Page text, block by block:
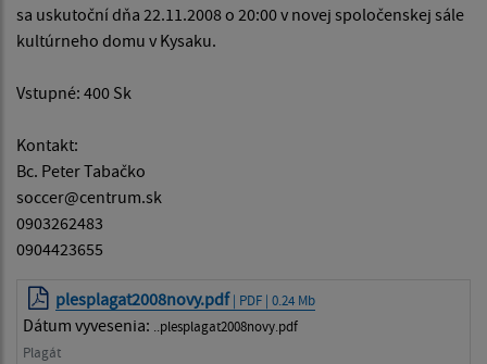
sa uskutoční dňa 22.11.2008 o 20:00 v novej spoločenskej sále
kultúrneho domu v Kysaku.
Vstupné: 400 Sk
Kontakt:
Bc. Peter Tabačko
soccer@centrum.sk
0903262483
0904423655
plesplagat2008novy.pdf | PDF | 0.24 Mb
Dátum vyvesenia:
..plesplagat2008novy.pdf
Plagát